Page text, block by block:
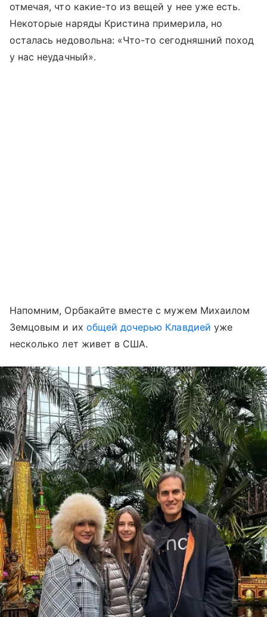
отмечая, что какие-то из вещей у нее уже есть.
Некоторые наряды Кристина примерила, но
осталась недовольна: «Что-то сегодняшний поход
у нас неудачный».
Напомним, Орбакайте вместе с мужем Михаилом
Земцовым и их общей дочерью Клавдией уже
несколько лет живет в США.